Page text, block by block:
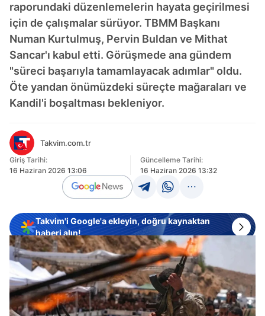
raporundaki düzenlemelerin hayata geçirilmesi
için de çalışmalar sürüyor. TBMM Başkanı
Numan Kurtulmuş, Pervin Buldan ve Mithat
Sancar'ı kabul etti. Görüşmede ana gündem
"süreci başarıyla tamamlayacak adımlar" oldu.
Öte yandan önümüzdeki süreçte mağaraları ve
Kandil'i boşaltması bekleniyor.
Takvim.com.tr
Giriş Tarihi:
16 Haziran 2026 13:06
Güncelleme Tarihi:
16 Haziran 2026 13:32
Takvim'i Google'a ekleyin, doğru kaynaktan
haberi alın!